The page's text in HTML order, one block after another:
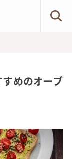
すめのオーブ